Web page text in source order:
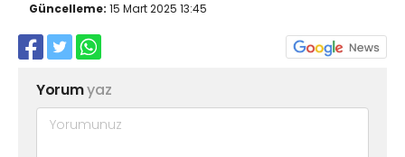
Güncelleme: 15 Mart 2025 13:45
Yorumyaz